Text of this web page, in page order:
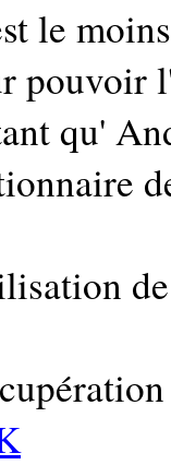
le
pouvoir
qu'
de